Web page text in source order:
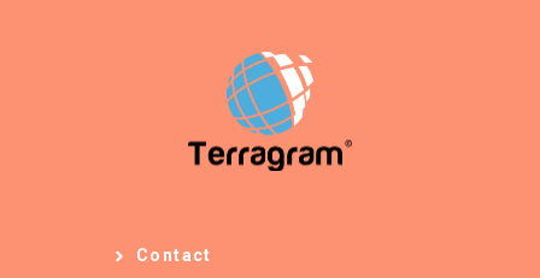
Contact